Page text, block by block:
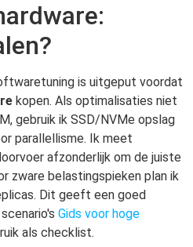
is uitgeput voordat
kopen. Als optimalisaties niet
gebruik ik SSD/NVMe opslag
parallellisme. Ik meet
afzonderlijk om de juiste
zware belastingspieken plan ik
Dit geeft een goed
Gids voor hoge
als checklist.